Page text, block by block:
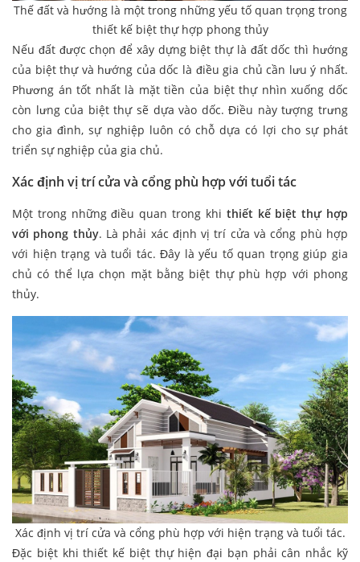
Thế đất và hướng là một trong những yếu tố quan trọng trong
thiết kế biệt thự hợp phong thủy
Nếu đất được chọn để xây dựng biệt thự là đất dốc thì hướng
của biệt thự và hướng của dốc là điều gia chủ cần lưu ý nhất.
Phương án tốt nhất là mặt tiền của biệt thự nhìn xuống dốc
còn lưng của biệt thự sẽ dựa vào dốc. Điều này tượng trưng
cho gia đình, sự nghiệp luôn có chỗ dựa có lợi cho sự phát
triển sự nghiệp của gia chủ.
Xác định vị trí cửa và cổng phù hợp với tuổi tác
Một trong những điều quan trong khi thiết kế biệt thự hợp
với phong thủy. Là phải xác định vị trí cửa và cổng phù hợp
với hiện trạng và tuổi tác. Đây là yếu tố quan trọng giúp gia
chủ có thể lựa chọn mặt bằng biệt thự phù hợp với phong
thủy.
Xác định vị trí cửa và cổng phù hợp với hiện trạng và tuổi tác.
Đặc biệt khi thiết kế biệt thự hiện đại bạn phải cân nhắc kỹ